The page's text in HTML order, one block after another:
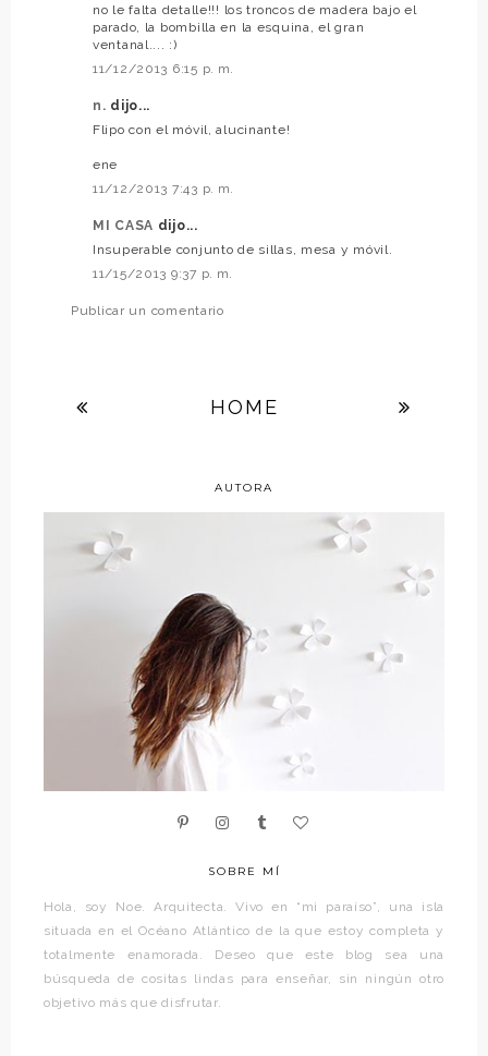
no le falta detalle!!! los troncos de madera bajo el
parado, la bombilla en la esquina, el gran
ventanal.... :)
11/12/2013 6:15 p. m.
n. dijo...
Flipo con el móvil, alucinante!
ene
11/12/2013 7:43 p. m.
MI CASA dijo...
Insuperable conjunto de sillas, mesa y móvil.
11/15/2013 9:37 p. m.
Publicar un comentario
HOME
AUTORA
SOBRE MÍ
Hola, soy Noe. Arquitecta. Vivo en “mi paraíso”, una isla
situada en el Océano Atlántico de la que estoy completa y
totalmente enamorada. Deseo que este blog sea una
búsqueda de cositas lindas para enseñar, sin ningún otro
objetivo más que disfrutar.